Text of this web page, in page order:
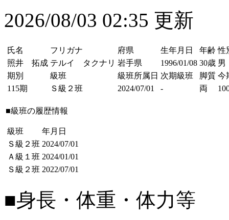
2026/08/03 02:35 更新
氏名 フリガナ 府県 生年月日 年齢 性
照井 拓成 テルイ タクナリ 岩手県 1996/01/08 30歳 男
期別
級班 級班所属日 次期級班 脚質 今
115期
Ｓ級２班 2024/07/01 - 両
■級班の履歴情報
級班
年月日
Ｓ級２班 2024/07/01
Ａ級１班 2024/01/01
Ｓ級２班 2022/07/01
■身長・体重・体力等